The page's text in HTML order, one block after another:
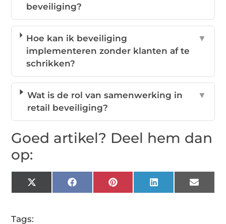
beveiliging?
Hoe kan ik beveiliging
implementeren zonder klanten af te
schrikken?
▼
Wat is de rol van samenwerking in
retail beveiliging?
▼
Goed artikel? Deel hem dan
op:
X
(Twitter)
FacebookPinterestLinkedIn Email
Tags: